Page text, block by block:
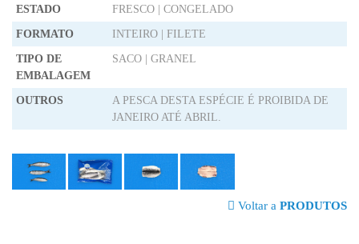
ESTADO FRESCO | CONGELADO
FORMATO INTEIRO | FILETE
TIPO DE
EMBALAGEM
SACO | GRANEL
OUTROS
A PESCA DESTA ESPÉCIE É PROIBIDA DE
JANEIRO ATÉ ABRIL.
Voltar a PRODUTOS